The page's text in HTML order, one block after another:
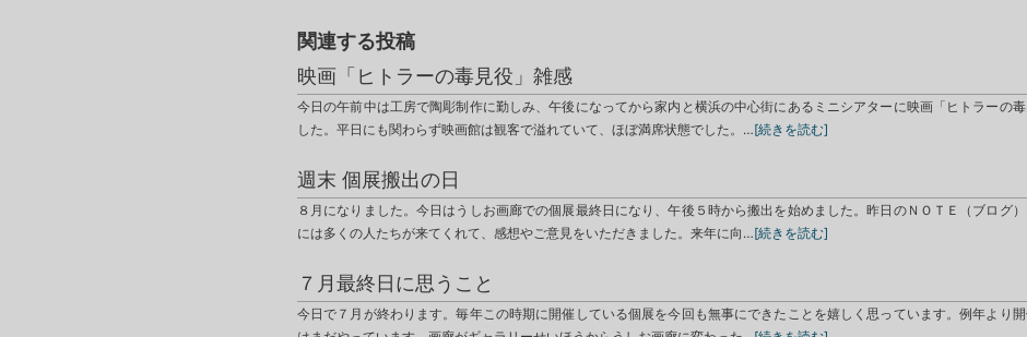
関連する投稿
映画「ヒトラーの毒見役」雑感
今日の午前中は工房で陶彫制作に勤しみ、午後になってから家内と横浜の中心街にあるミニシアターに映画「ヒトラーの
した。平日にも関わらず映画館は観客で溢れていて、ほぼ満席状態でした。…[続きを読む]
週末 個展搬出の日
８月になりました。今日はうしお画廊での個展最終日になり、午後５時から搬出を始めました。昨日のＮＯＴＥ（ブログ
には多くの人たちが来てくれて、感想やご意見をいただきました。来年に向…[続きを読む]
７月最終日に思うこと
今日で７月が終わります。毎年この時期に開催している個展を今回も無事にできたことを嬉しく思っています。例年より